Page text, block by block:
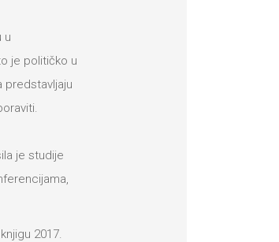
u
je političko u
predstavljaju
je studije
2017.